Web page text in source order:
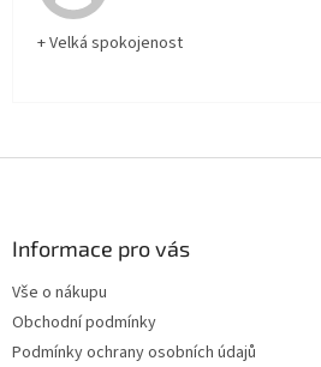
+ Velká spokojenost
Informace pro vás
Vše o nákupu
Obchodní podmínky
Podmínky ochrany osobních údajů